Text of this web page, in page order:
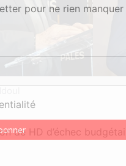
de HD d’échec
pour ne rien manquer